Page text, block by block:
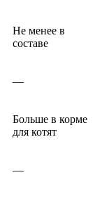
Не менее в
составе
—
Больше в корме
для котят
—